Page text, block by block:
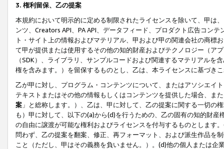
3. 権利留保、乙の提案
本規約において明示的に定める制限されたライセンスを除いて、甲は
ンツ、Creators API、PA API、データフィード、プロダクト広告コン
ト・サイト上の情報およびマテリアル、甲および甲の関連会社の商
て甲が提供または使用するその他の知的財産およびテクノロジー（ア
（SDK）、ライブラリ、サンプルコードおよび関連するマテリアル
権を含みます。）を留保するものとし、乙は、本ライセンスに基づき
乙が甲に対し、プログラム・コンテンツについて、またはアソシエイ
テキストまたはその他の情報もしくはコンテンツを提供した場合、ま
案 」と総称します。）、乙は、甲に対して、乙の提案に関する一切
も）甲に対して、以下の(a)から(d)を行うための、乙の固有の知的財
の自由に譲渡が可能な権利およびライセンスを付与するものとします
問わず、乙の提案を翻案、修正、再フォーマット、および派生作品を
こと（ただし、甲はその義務を負いません。）。(d)他の個人または